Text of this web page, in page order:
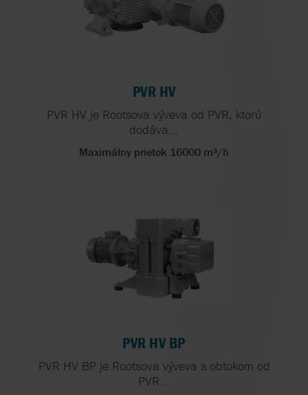
PVR HV
PVR HV je Rootsova výveva od PVR, ktorú
dodáva...
Maximálny prietok 16000 m³/h
PVR HV BP
PVR HV BP je Rootsova výveva s obtokom od
PVR...